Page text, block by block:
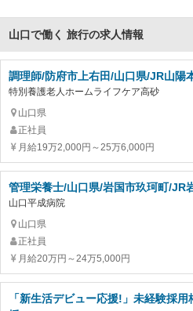
山口で働く 旅行の求人情報
調理師/防府市上右田/山口県/JR山陽
特別養護老人ホームライフケア高砂
山口県
正社員
月給19万2,000円～25万6,000円
管理栄養士/山口県/岩国市玖珂町/JR
山口平成病院
山口県
正社員
月給20万円～24万5,000円
「新生活デビュー応援!」未経験採